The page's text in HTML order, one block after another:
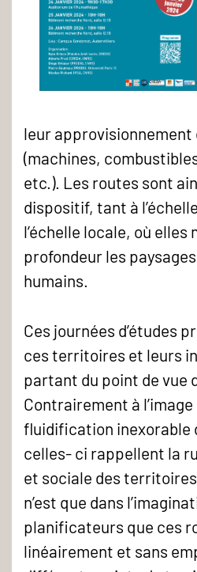
leur
(machines,
etc.). Les routes sont
dispositif, tant à
l’échelle locale, où elles
profondeur les
humains.
Ces journées d’études
ces territoires et leurs
partant du point de vue
Contrairement à l’image
fluidification inexorable
celles- ci rappellent la
et sociale des
n’est que dans
planificateurs que ces
linéairement et sans